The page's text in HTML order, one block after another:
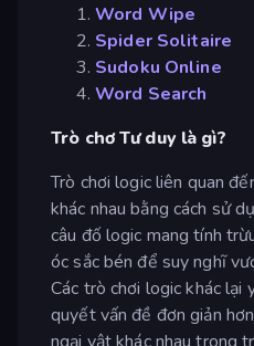
Word Wipe
Spider Solitaire
Sudoku Online
Word Search
Trò chơ Tư duy là gì?
Trò chơi logic liên quan
khác nhau bằng cách sử
câu đố logic mang tính
óc sắc bén để suy nghĩ
Các trò chơi logic khác lại
quyết vấn đề đơn giản